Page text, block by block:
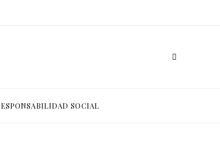
SOCIAL